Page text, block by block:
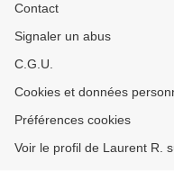
Contact
Signaler un abus
C.G.U.
Cookies et données
Préférences cookies
Voir le profil de Laurent R.